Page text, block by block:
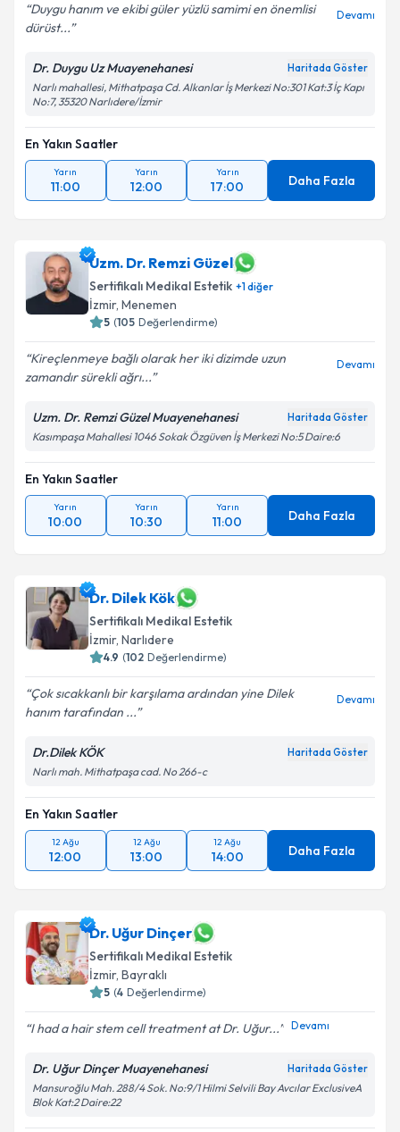
Duygu hanım ve ekibi güler yüzlü samimi en önemlisi
dürüst...
Devamı
Dr. Duygu Uz Muayenehanesi Haritada Göster
Narlı mahallesi, Mithatpaşa Cd. Alkanlar İş Merkezi No:301 Kat:3 İç Kapı
No:7, 35320 Narlıdere/İzmir
En Yakın Saatler
Yarın
11:00
Yarın
12:00
Yarın
17:00 Daha Fazla
Uzm. Dr. Remzi Güzel
Sertifikalı Medikal Estetik +1diğer
İzmir, Menemen
5 (105 Değerlendirme)
Kireçlenmeye bağlı olarak her iki dizimde uzun
zamandır sürekli ağrı...
Devamı
Uzm. Dr. Remzi Güzel Muayenehanesi Haritada Göster
Kasımpaşa Mahallesi 1046 Sokak Özgüven İş Merkezi No:5 Daire:6
En Yakın Saatler
Yarın
10:00
Yarın
10:30
Yarın
11:00 Daha Fazla
Dr. Dilek Kök
Sertifikalı Medikal Estetik
İzmir, Narlıdere
4.9 (102 Değerlendirme)
Çok sıcakkanlı bir karşılama ardından yine Dilek
hanım tarafından ...
Devamı
Dr.Dilek KÖK Haritada Göster
Narlı mah. Mithatpaşa cad. No 266-c
En Yakın Saatler
12 Ağu
12:00
12 Ağu
13:00
12 Ağu
14:00 Daha Fazla
Dr. Uğur Dinçer
Sertifikalı Medikal Estetik
İzmir, Bayraklı
5 (4 Değerlendirme)
I had a hair stem cell treatment at Dr. Uğur... Devamı
Dr. Uğur Dinçer Muayenehanesi Haritada Göster
Mansuroğlu Mah. 288/4 Sok. No:9/1 Hilmi Selvili Bay Avcılar ExclusiveA
Blok Kat:2 Daire:22